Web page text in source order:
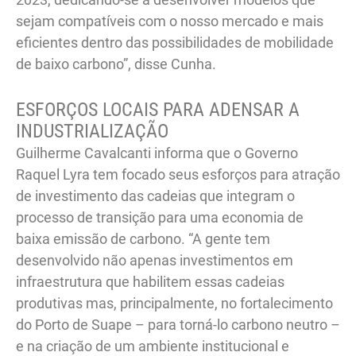
sejam compatíveis com o nosso mercado e mais
eficientes dentro das possibilidades de mobilidade
de baixo carbono”, disse Cunha.
ESFORÇOS LOCAIS PARA ADENSAR A
INDUSTRIALIZAÇÃO
Guilherme Cavalcanti informa que o Governo
Raquel Lyra tem focado seus esforços para atração
de investimento das cadeias que integram o
processo de transição para uma economia de
baixa emissão de carbono. “A gente tem
desenvolvido não apenas investimentos em
infraestrutura que habilitem essas cadeias
produtivas mas, principalmente, no fortalecimento
do Porto de Suape – para torná-lo carbono neutro –
e na criação de um ambiente institucional e